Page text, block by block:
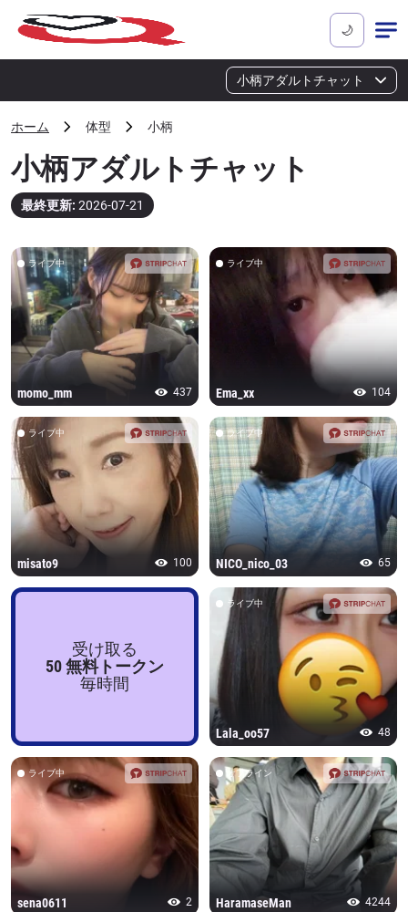
🌙
小柄アダルトチャット
ホーム 体型 小柄
小柄アダルトチャット
最終更新: 2026-07-21
ライブ中
437
momo_mm
ライブ中
104
Ema_xx
ライブ中
100
misato9
ライブ中
65
NICO_nico_03
受け取る
50 無料トークン
毎時間
ライブ中
48
Lala_oo57
ライブ中
2
sena0611
オフライン
4244
HaramaseMan